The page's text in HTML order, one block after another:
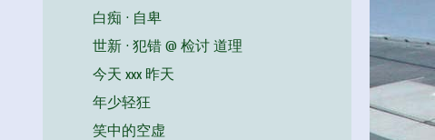
白痴 · 自卑
世新 · 犯错 @ 检讨 道理
今天 xxx 昨天
年少轻狂
笑中的空虚